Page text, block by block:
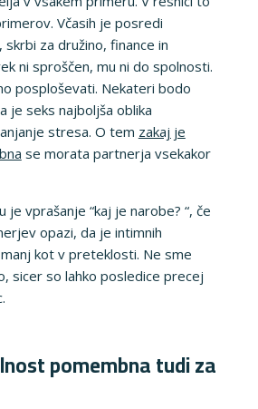
Včasih je posredi
za družino, finance in
ni sproščen, mu ni do spolnosti.
posploševati. Nekateri bodo
je seks najboljša oblika
stresa. O tem zakaj je
se morata partnerja vsekakor
je vprašanje “kaj je narobe? “, če
opazi, da je intimnih
kot v preteklosti. Ne sme
sicer so lahko posledice precej
pomembna tudi za